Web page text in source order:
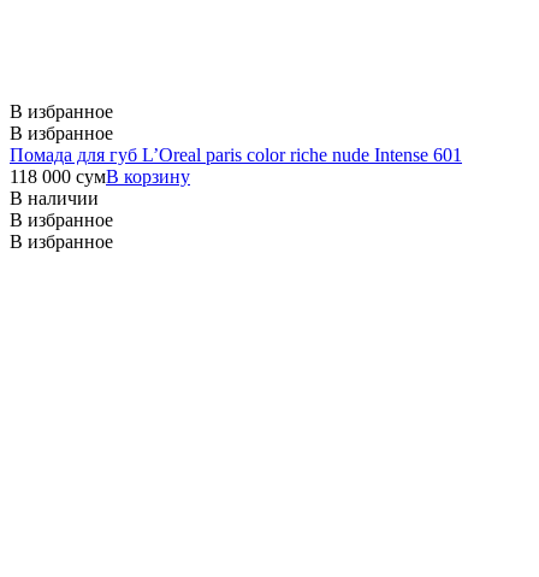
В избранное
В избранное
Помада для губ L’Oreal paris color riche nude Intense 601
118 000 сумВ корзину
В наличии
В избранное
В избранное